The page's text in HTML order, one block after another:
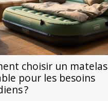
choisir un matelas
pour les besoins
?